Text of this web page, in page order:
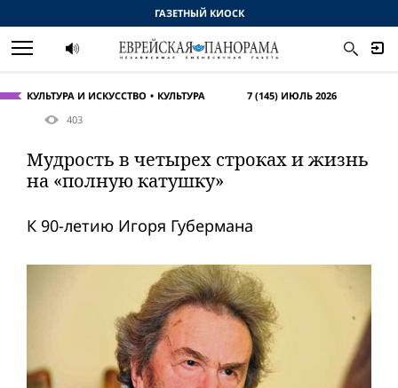
КУЛЬТУРА И ИСКУССТВО КУЛЬТУРА
7 (145) ИЮЛЬ 2026
403
Мудрость в четырех строках и жизнь
на «полную катушку»
К 90-летию Игоря Губермана
ГАЗЕТНЫЙ КИОСК